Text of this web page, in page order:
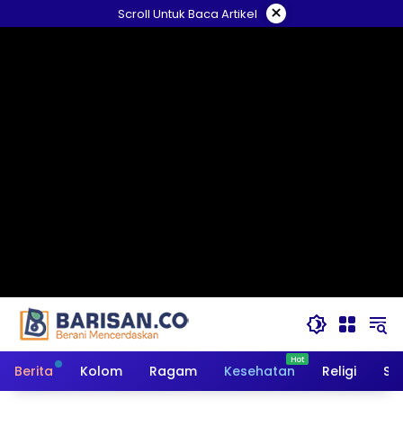
ke
Scroll Untuk Baca Artikel ×
Berita Kolom Ragam Kesehatan Religi